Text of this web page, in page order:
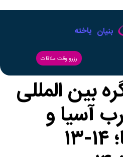
بنیان یاخته
رزرو وقت ملاقات
بین المللی
آسیا و
شمال آفریقا؛ ۱۴-۱۳